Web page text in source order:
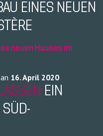
EINES NEUEN
neuen Hauses im
an 16. April 2020
EIN